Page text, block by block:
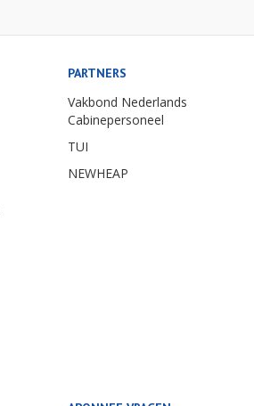
PARTNERS
Vakbond Nederlands
Cabinepersoneel
TUI
NEWHEAP